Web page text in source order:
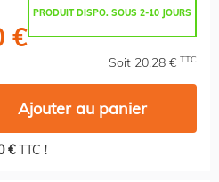
PRODUIT DISPO. SOUS 2-10 JOURS
€
Soit 20,28 € TTC
Ajouter au panier
€TTC !